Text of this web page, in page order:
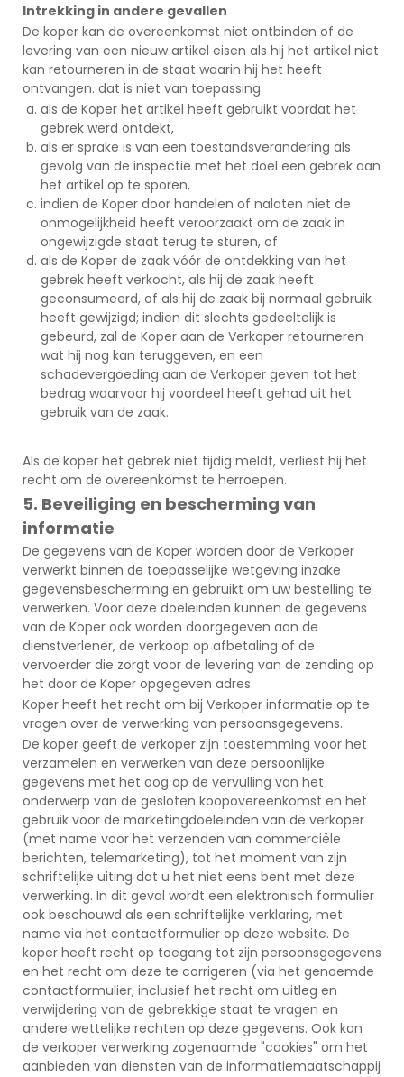
Intrekking in andere gevallen
De koper kan de overeenkomst niet ontbinden of de
levering van een nieuw artikel eisen als hij het artikel niet
kan retourneren in de staat waarin hij het heeft
ontvangen. dat is niet van toepassing
als de Koper het artikel heeft gebruikt voordat het
gebrek werd ontdekt,
als er sprake is van een toestandsverandering als
gevolg van de inspectie met het doel een gebrek aan
het artikel op te sporen,
indien de Koper door handelen of nalaten niet de
onmogelijkheid heeft veroorzaakt om de zaak in
ongewijzigde staat terug te sturen, of
als de Koper de zaak vóór de ontdekking van het
gebrek heeft verkocht, als hij de zaak heeft
geconsumeerd, of als hij de zaak bij normaal gebruik
heeft gewijzigd; indien dit slechts gedeeltelijk is
gebeurd, zal de Koper aan de Verkoper retourneren
wat hij nog kan teruggeven, en een
schadevergoeding aan de Verkoper geven tot het
bedrag waarvoor hij voordeel heeft gehad uit het
gebruik van de zaak.
Als de koper het gebrek niet tijdig meldt, verliest hij het
recht om de overeenkomst te herroepen.
5. Beveiliging en bescherming van
informatie
De gegevens van de Koper worden door de Verkoper
verwerkt binnen de toepasselijke wetgeving inzake
gegevensbescherming en gebruikt om uw bestelling te
verwerken. Voor deze doeleinden kunnen de gegevens
van de Koper ook worden doorgegeven aan de
dienstverlener, de verkoop op afbetaling of de
vervoerder die zorgt voor de levering van de zending op
het door de Koper opgegeven adres.
Koper heeft het recht om bij Verkoper informatie op te
vragen over de verwerking van persoonsgegevens.
De koper geeft de verkoper zijn toestemming voor het
verzamelen en verwerken van deze persoonlijke
gegevens met het oog op de vervulling van het
onderwerp van de gesloten koopovereenkomst en het
gebruik voor de marketingdoeleinden van de verkoper
(met name voor het verzenden van commerciële
berichten, telemarketing), tot het moment van zijn
schriftelijke uiting dat u het niet eens bent met deze
verwerking. In dit geval wordt een elektronisch formulier
ook beschouwd als een schriftelijke verklaring, met
name via het contactformulier op deze website. De
koper heeft recht op toegang tot zijn persoonsgegevens
en het recht om deze te corrigeren (via het genoemde
contactformulier, inclusief het recht om uitleg en
verwijdering van de gebrekkige staat te vragen en
andere wettelijke rechten op deze gegevens. Ook kan
de verkoper verwerking zogenaamde "cookies" om het
aanbieden van diensten van de informatiemaatschappij